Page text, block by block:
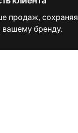
продаж, сохраняя
вашему бренду.